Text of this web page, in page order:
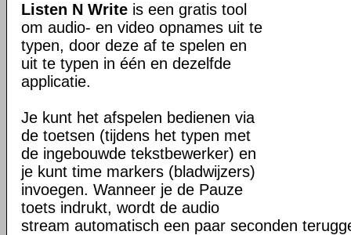
Listen N Write is een gratis tool
om audio- en video opnames uit te
typen, door deze af te spelen en
uit te typen in één en dezelfde
applicatie.
Je kunt het afspelen bedienen via
de toetsen (tijdens het typen met
de ingebouwde tekstbewerker) en
je kunt time markers (bladwijzers)
invoegen. Wanneer je de Pauze
toets indrukt, wordt de audio
stream automatisch een paar seconden